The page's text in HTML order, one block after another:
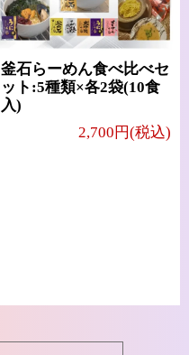
釜石らーめん食べ比べセ
ット:5種類×各2袋(10食
入)
2,700円(税込)